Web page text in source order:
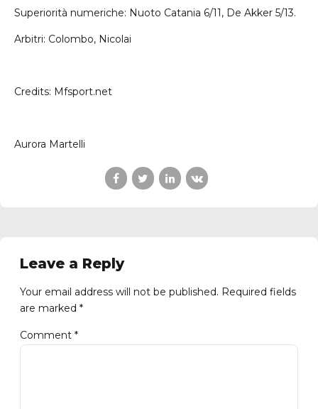
Superiorità numeriche: Nuoto Catania 6/11, De Akker 5/13.
Arbitri: Colombo, Nicolai
Credits: Mfsport.net
Aurora Martelli
Leave a Reply
Your email address will not be published. Required fields
are marked *
Comment *